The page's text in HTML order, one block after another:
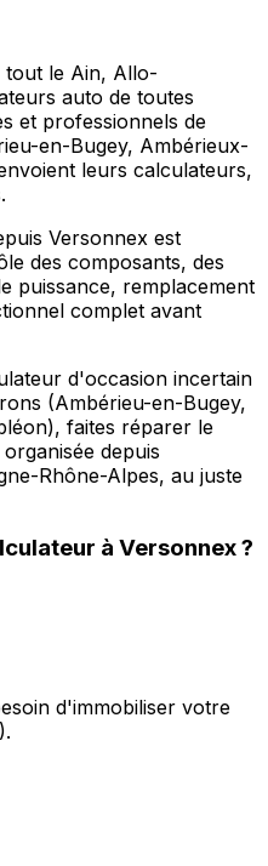
tout le Ain, Allo-
auto de toutes
et professionnels de
en-Bugey, Ambérieux-
leurs calculateurs,
Versonnex est
des composants, des
puissance, remplacement
complet avant
d'occasion incertain
(Ambérieu-en-Bugey,
faites réparer le
depuis
Rhône-Alpes, au juste
à Versonnex?
d'immobiliser votre